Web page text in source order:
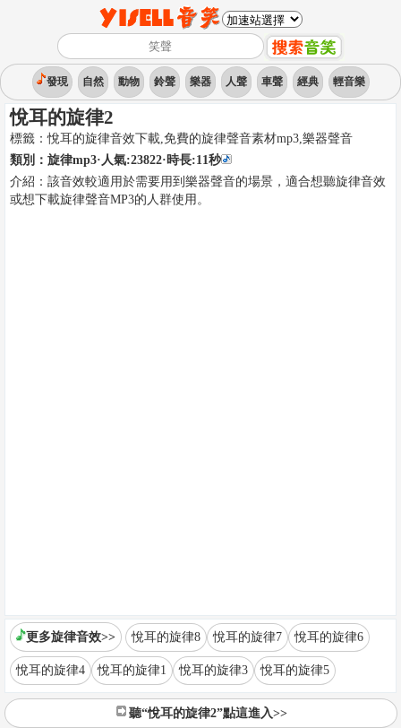
發現 自然 動物 鈴聲 樂器 人聲 車聲 經典 輕音樂
悅耳的旋律2
標籤：悅耳的旋律音效下載,免費的旋律聲音素材mp3,樂器聲音
類別： 旋律mp3·人氣:23822·時長:11秒
介紹： 該音效較適用於需要用到樂器聲音的場景，適合想聽旋律音效
或想下載旋律聲音MP3的人群使用。
更多旋律音效>> 悅耳的旋律8 悅耳的旋律7 悅耳的旋律6
悅耳的旋律4 悅耳的旋律1 悅耳的旋律3 悅耳的旋律5
聽“悅耳的旋律2”點這進入>>